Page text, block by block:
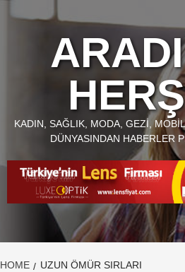
KADIN, SAĞLIK, MODA, GEZI,
DÜNYASINDAN HABERLER
HOME UZUN ÖMÜR SIRLARI